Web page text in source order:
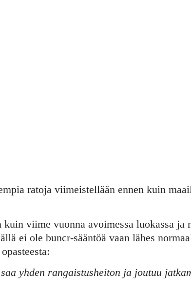
ratoja viimeistellään ennen kuin
viime vuonna avoimessa luokassa ja
ei ole buncr-sääntöä vaan lähes
yhden rangaistusheiton ja joutuu